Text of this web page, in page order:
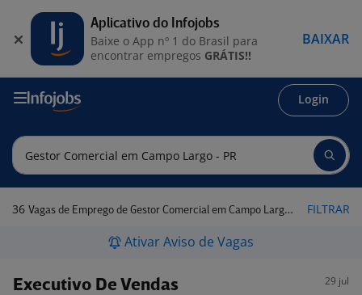
Login
36 Vagas de Emprego de Gestor Comercial em Campo Largo - PR FILTRAR
Ativar Aviso de Vagas
Executivo De Vendas 29 jul
Aplicativo do Infojobs
Baixe o App nº 1 do Brasil para
encontrar empregos GRÁTIS!!
BAIXAR